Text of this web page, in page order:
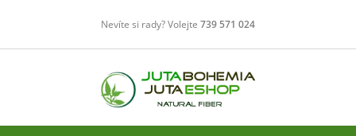
obsahu
Nevíte si rady? Volejte 739 571 024